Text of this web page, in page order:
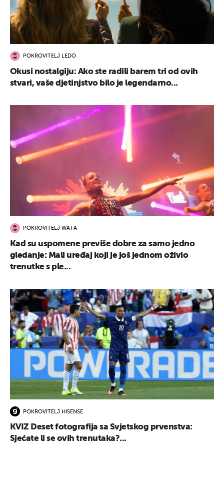
POKROVITELJ LEDO
Okusi nostalgiju: Ako ste radili barem tri od ovih
stvari, vaše djetinjstvo bilo je legendarno...
POKROVITELJ WATA
Kad su uspomene previše dobre za samo jedno
gledanje: Mali uređaj koji je još jednom oživio
trenutke s ple...
POKROVITELJ HISENSE
KVIZ Deset fotografija sa Svjetskog prvenstva:
Sjećate li se ovih trenutaka?...